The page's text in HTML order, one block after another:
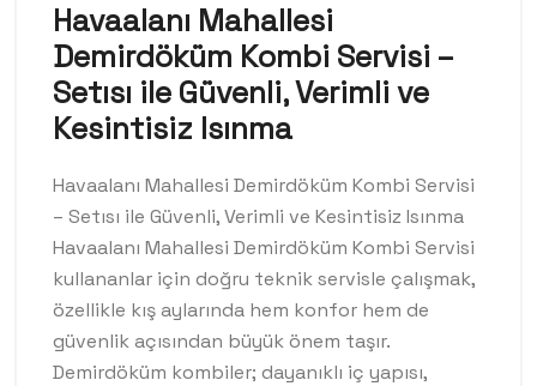
Havaalanı Mahallesi
Demirdöküm Kombi Servisi –
Setısı ile Güvenli, Verimli ve
Kesintisiz Isınma
Havaalanı Mahallesi Demirdöküm Kombi Servisi
– Setısı ile Güvenli, Verimli ve Kesintisiz Isınma
Havaalanı Mahallesi Demirdöküm Kombi Servisi
kullananlar için doğru teknik servisle çalışmak,
özellikle kış aylarında hem konfor hem de
güvenlik açısından büyük önem taşır.
Demirdöküm kombiler; dayanıklı iç yapısı,